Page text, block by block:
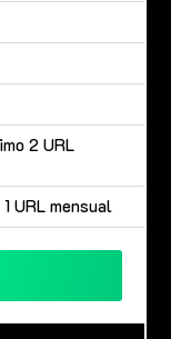
2 URL
URL mensual